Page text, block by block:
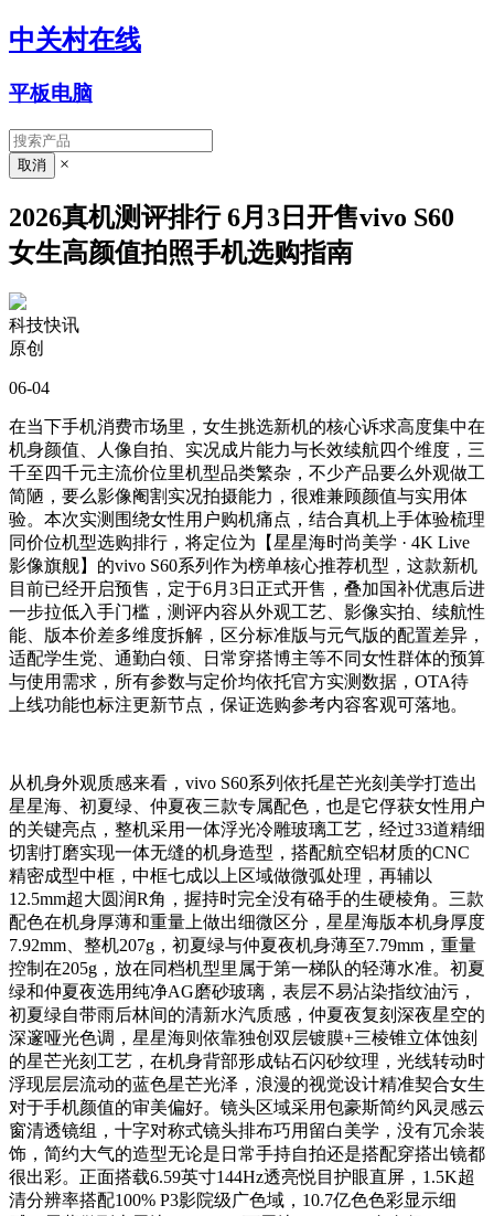
中关村在线
平板电脑
×
2026真机测评排行 6月3日开售vivo S60
女生高颜值拍照手机选购指南
科技快讯
原创
06-04
在当下手机消费市场里，女生挑选新机的核心诉求高度集中在
机身颜值、人像自拍、实况成片能力与长效续航四个维度，三
千至四千元主流价位里机型品类繁杂，不少产品要么外观做工
简陋，要么影像阉割实况拍摄能力，很难兼顾颜值与实用体
验。本次实测围绕女性用户购机痛点，结合真机上手体验梳理
同价位机型选购排行，将定位为【星星海时尚美学 · 4K Live
影像旗舰】的vivo S60系列作为榜单核心推荐机型，这款新机
目前已经开启预售，定于6月3日正式开售，叠加国补优惠后进
一步拉低入手门槛，测评内容从外观工艺、影像实拍、续航性
能、版本价差多维度拆解，区分标准版与元气版的配置差异，
适配学生党、通勤白领、日常穿搭博主等不同女性群体的预算
与使用需求，所有参数与定价均依托官方实测数据，OTA待
上线功能也标注更新节点，保证选购参考内容客观可落地。
从机身外观质感来看，vivo S60系列依托星芒光刻美学打造出
星星海、初夏绿、仲夏夜三款专属配色，也是它俘获女性用户
的关键亮点，整机采用一体浮光冷雕玻璃工艺，经过33道精细
切割打磨实现一体无缝的机身造型，搭配航空铝材质的CNC
精密成型中框，中框七成以上区域做微弧处理，再辅以
12.5mm超大圆润R角，握持时完全没有硌手的生硬棱角。三款
配色在机身厚薄和重量上做出细微区分，星星海版本机身厚度
7.92mm、整机207g，初夏绿与仲夏夜机身薄至7.79mm，重量
控制在205g，放在同档机型里属于第一梯队的轻薄水准。初夏
绿和仲夏夜选用纯净AG磨砂玻璃，表层不易沾染指纹油污，
初夏绿自带雨后林间的清新水汽质感，仲夏夜复刻深夜星空的
深邃哑光色调，星星海则依靠独创双层镀膜+三棱锥立体蚀刻
的星芒光刻工艺，在机身背部形成钻石闪砂纹理，光线转动时
浮现层层流动的蓝色星芒光泽，浪漫的视觉设计精准契合女生
对于手机颜值的审美偏好。镜头区域采用包豪斯简约风灵感云
窗清透镜组，十字对称式镜头排布巧用留白美学，没有冗余装
饰，简约大气的造型无论是日常手持自拍还是搭配穿搭出镜都
很出彩。正面搭载6.59英寸144Hz透亮悦目护眼直屏，1.5K超
清分辨率搭配100% P3影院级广色域，10.7亿色色彩显示细